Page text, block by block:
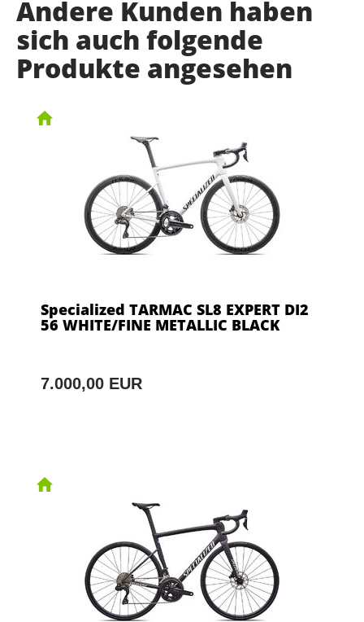
Andere Kunden haben
sich auch folgende
Produkte angesehen
Specialized TARMAC SL8 EXPERT DI2
56 WHITE/FINE METALLIC BLACK
7.000,00 EUR